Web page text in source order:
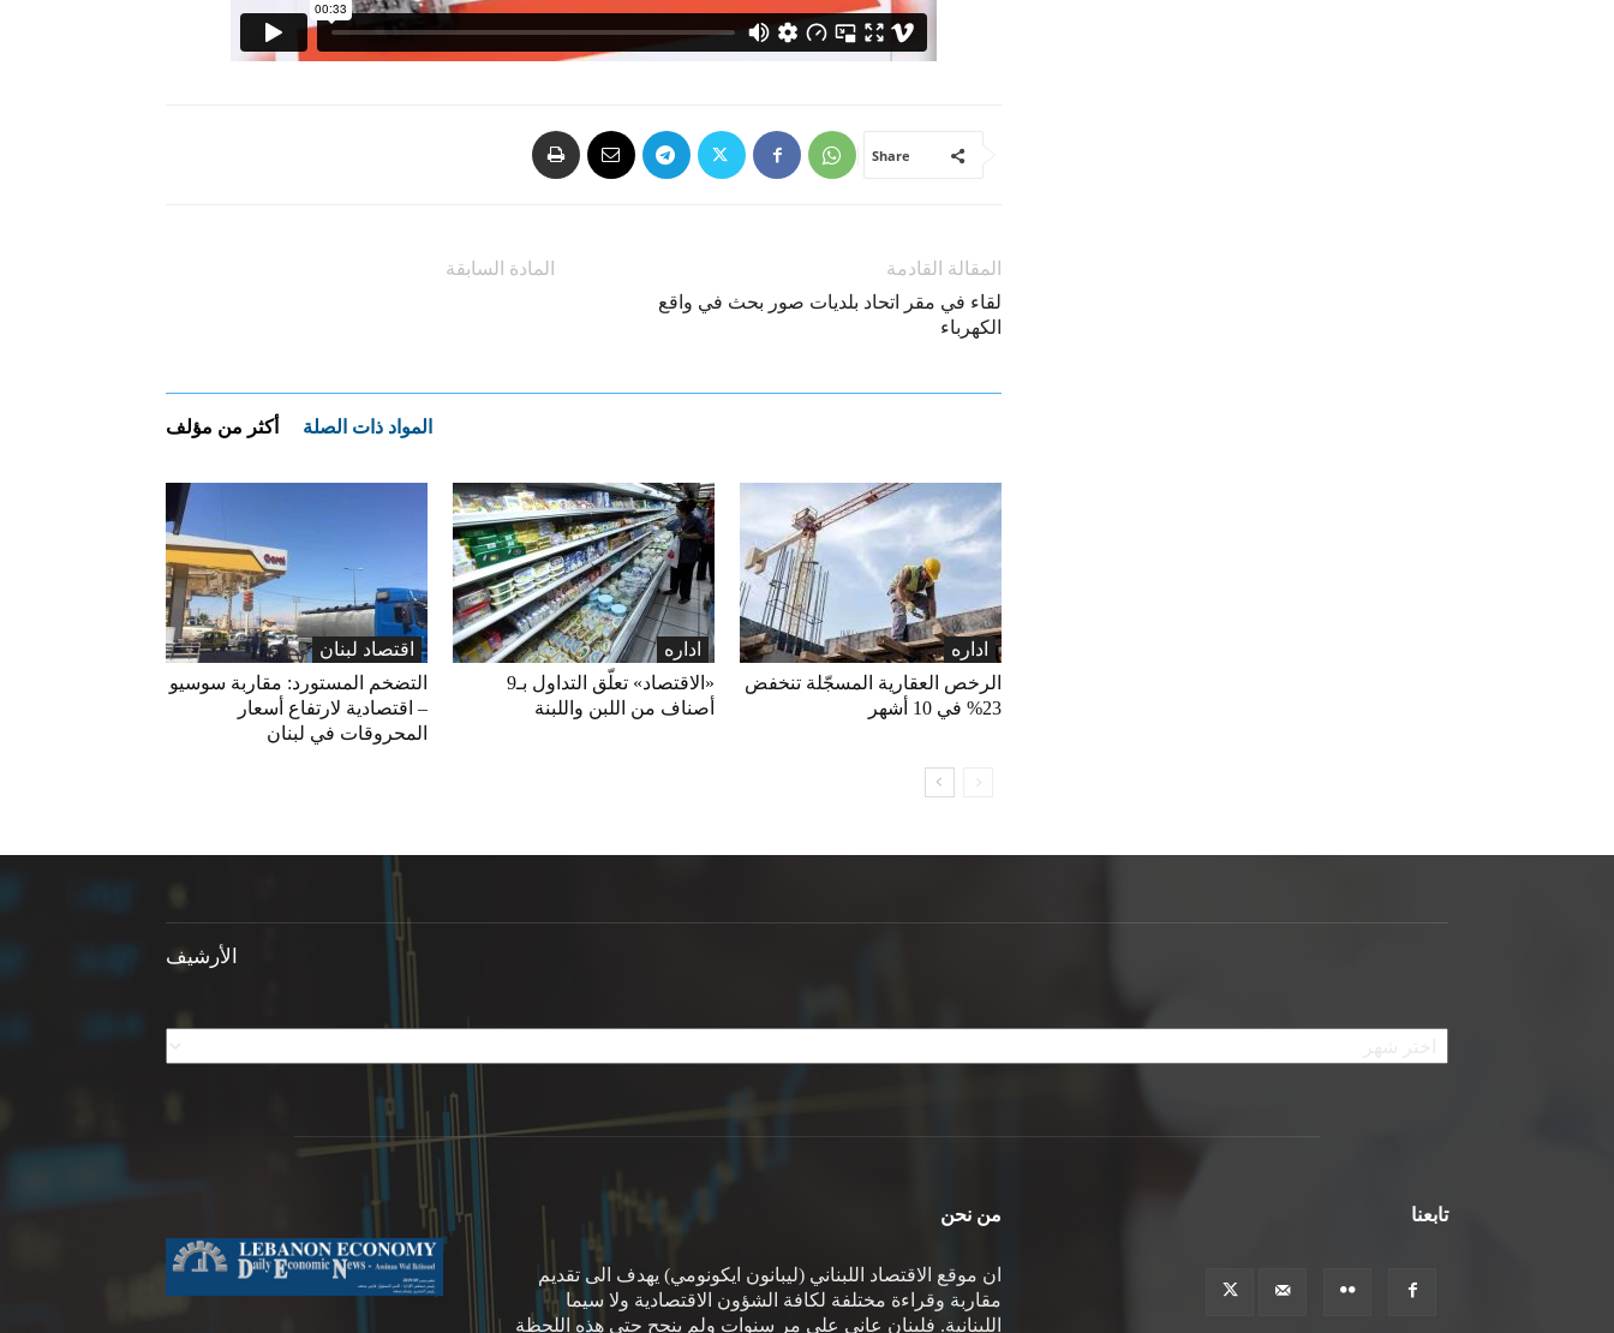
Share
المادة السابقة
المقالة القادمة
لقاء في مقر اتحاد بلديات صور بحث في واقع
الكهرباء
المواد ذات الصلة أكثر من مؤلف
اقتصاد لبنان
التضخم المستورد: مقاربة سوسيو
– اقتصادية لارتفاع أسعار
المحروقات في لبنان
اداره
«الاقتصاد» تعلّق التداول بـ9
أصناف من اللبن واللبنة
اداره
الرخص العقارية المسجّلة تنخفض
23% في 10 أشهر
الأرشيف
الأرشيف
من نحن
ان موقع الاقتصاد اللبناني (ليبانون ايكونومي) يهدف الى تقديم
مقاربة وقراءة مختلفة لكافة الشؤون الاقتصادية ولا سيما
اللبنانية. فلبنان عانى على مر سنوات ولم ينجح حتى هذه اللحظة
تابعنا